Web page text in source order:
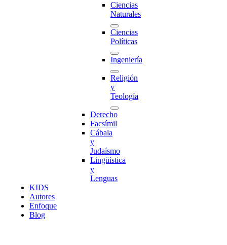
Ciencias
Naturales
Ciencias
Políticas
Ingeniería
Religión
y
Teología
Derecho
Facsímil
Cábala
y
Judaísmo
Lingüística
y
Lenguas
KIDS
Autores
Enfoque
Blog